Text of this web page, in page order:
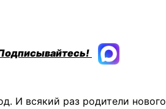
И всякий раз родители нового